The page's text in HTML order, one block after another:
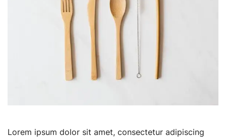
Lorem ipsum dolor sit amet, consectetur adipiscing